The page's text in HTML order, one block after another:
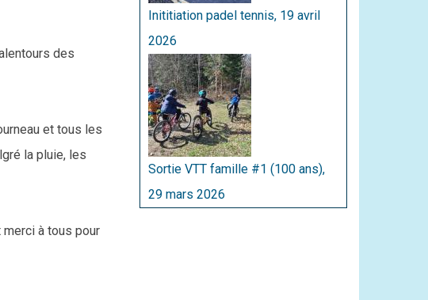
des
et tous les
la pluie, les
merci à tous pour
Inititiation padel tennis, 19 avril
2026
Sortie VTT famille #1 (100 ans),
29 mars 2026